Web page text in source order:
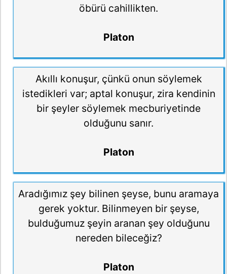
öbürü cahillikten.
Platon
Akıllı konuşur, çünkü onun söylemek
istedikleri var; aptal konuşur, zira kendinin
bir şeyler söylemek mecburiyetinde
olduğunu sanır.
Platon
Aradığımız şey bilinen şeyse, bunu aramaya
gerek yoktur. Bilinmeyen bir şeyse,
bulduğumuz şeyin aranan şey olduğunu
nereden bileceğiz?
Platon